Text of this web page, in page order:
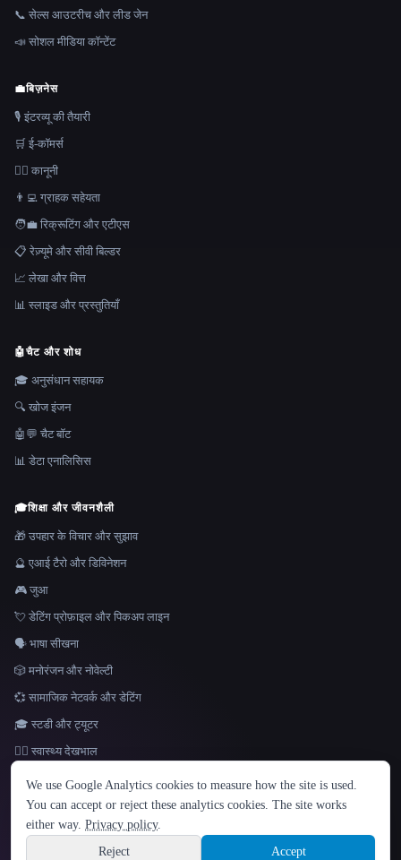
भाषा
English español Français Русский 简体中文
Hindi
📞 सेल्स आउटरीच और लीड जेन
📣 सोशल मीडिया कॉन्टेंट
💼बिज़नेस
🎙️ इंटरव्यू की तैयारी
🛒 ई-कॉमर्स
👩‍⚖️ कानूनी
👨‍💻 ग्राहक सहेयता
🧑‍💼 रिक्रूटिंग और एटीएस
📋 रेज़्यूमे और सीवी बिल्डर
📈 लेखा और वित्त
📊 स्लाइड और प्रस्तुतियाँ
🤖चैट और शोध
🎓 अनुसंधान सहायक
🔍 खोज इंजन
🤖💬 चैट बॉट
📊 डेटा एनालिसिस
🎓शिक्षा और जीवनशैली
🎁 उपहार के विचार और सुझाव
🔮 एआई टैरो और डिविनेशन
🎮 जुआ
💘 डेटिंग प्रोफ़ाइल और पिकअप लाइन
🗣️ भाषा सीखना
🎲 मनोरंजन और नोवेल्टी
💞 सामाजिक नेटवर्क और डेटिंग
🎓 स्टडी और ट्यूटर
👩‍⚕️ स्वास्थ्य देखभाल
Site information
© 2026 That AI Collection. सर्वाधिकार सुरक्षित।
Built with Metatron ★
We use Google Analytics cookies to measure how the site is used.
You can accept or reject these analytics cookies. The site works
either way. Privacy policy.
Reject
Accept